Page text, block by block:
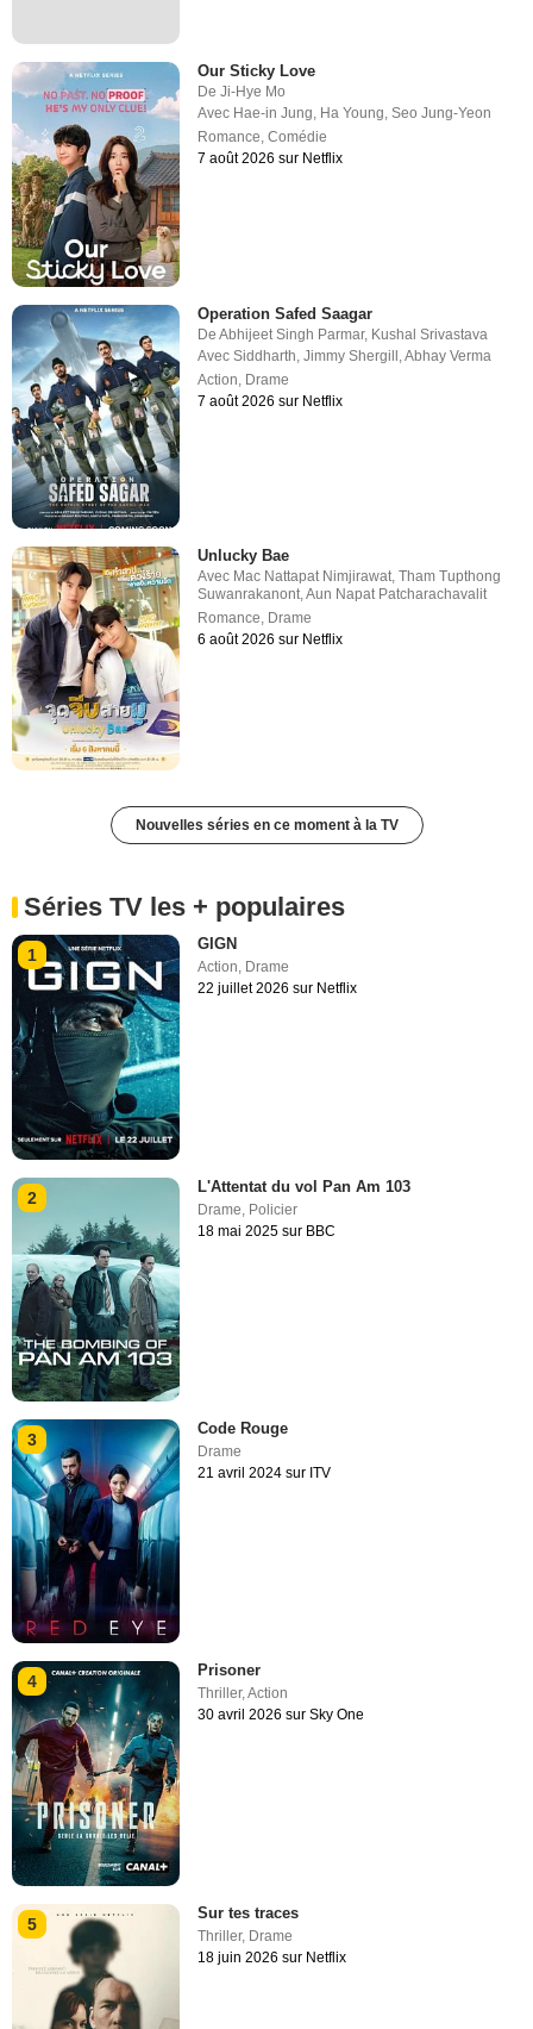
Our Sticky Love
DeJi-Hye Mo
Avec Hae-in Jung, Ha Young,Seo Jung-Yeon
Romance,Comédie
7 août 2026 sur Netflix
Operation Safed Saagar
DeAbhijeet Singh Parmar, Kushal Srivastava
AvecSiddharth ,Jimmy Shergill ,Abhay Verma
Action Drame
7 août 2026 sur Netflix
Unlucky Bae
Avec Mac Nattapat Nimjirawat,Tham Tupthong
Suwanrakanont,Aun Napat Patcharachavalit
Romance, Drame
6 août 2026 sur Netflix
Nouvelles séries en ce moment à la TV
Séries TV les + populaires
1
GIGN
Action, Drame
22 juillet 2026 sur Netflix
2
L'Attentat du vol Pan Am 103
Drame Policier
18 mai 2025 sur BBC
3
Code Rouge
Drame
21 avril 2024 sur ITV
4
Prisoner
Thriller,Action
30 avril 2026 sur Sky One
5
Sur tes traces
Thriller, Drame
18 juin 2026 sur Netflix